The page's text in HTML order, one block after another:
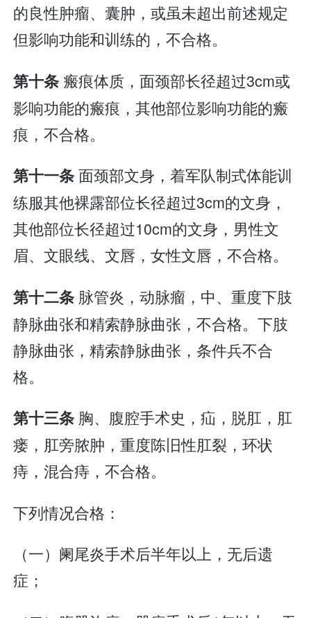
的良性肿瘤、囊肿，或虽未超出前述规定
但影响功能和训练的，不合格。
第十条 瘢痕体质，面颈部长径超过3cm或
影响功能的瘢痕，其他部位影响功能的瘢
痕，不合格。
第十一条面颈部文身，着军队制式体能训
练服其他裸露部位长径超过3cm的文身，
其他部位长径超过10cm的文身，男性文
眉、文眼线、文唇，女性文唇，不合格。
第十二条 脉管炎，动脉瘤，中、重度下肢
静脉曲张和精索静脉曲张，不合格。下肢
静脉曲张，精索静脉曲张，条件兵不合
格。
第十三条 胸、腹腔手术史，疝，脱肛，肛
瘘，肛旁脓肿，重度陈旧性肛裂，环状
痔，混合痔，不合格。
下列情况合格：
（一）阑尾炎手术后半年以上，无后遗
症；